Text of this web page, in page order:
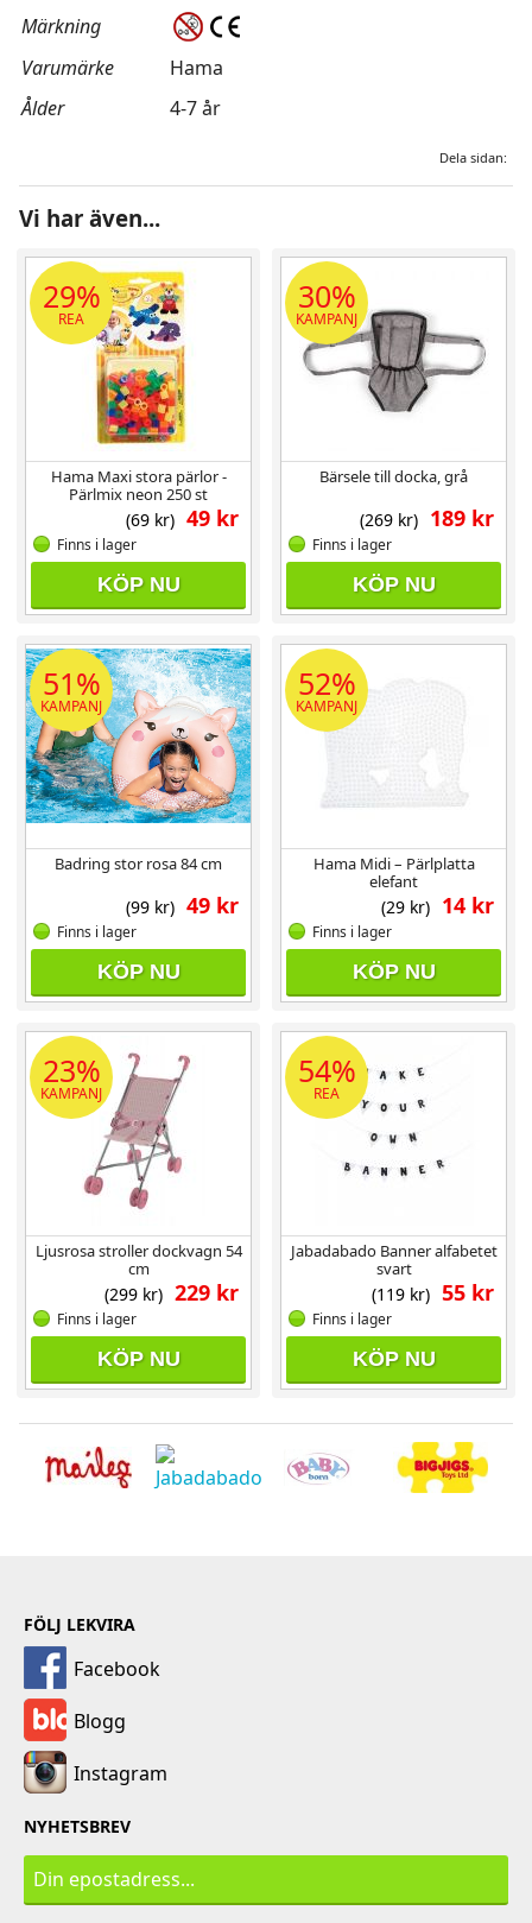
Märkning
Varumärke
Hama
Ålder
4-7 år
Dela sidan:
Vi har även...
29%
REA
Hama Maxi stora pärlor -
Pärlmix neon 250 st
49 kr
(69 kr)
Finns i lager
KÖP NU
30%
KAMPANJ
Bärsele till docka, grå
189 kr
(269 kr)
Finns i lager
KÖP NU
51%
KAMPANJ
Badring stor rosa 84 cm
49 kr
(99 kr)
Finns i lager
KÖP NU
52%
KAMPANJ
Hama Midi – Pärlplatta
elefant
14 kr
(29 kr)
Finns i lager
KÖP NU
23%
KAMPANJ
Ljusrosa stroller dockvagn 54
cm
229 kr
(299 kr)
Finns i lager
KÖP NU
54%
REA
Jabadabado Banner alfabetet
svart
55 kr
(119 kr)
Finns i lager
KÖP NU
FÖLJ LEKVIRA
Facebook
Blogg
Instagram
NYHETSBREV